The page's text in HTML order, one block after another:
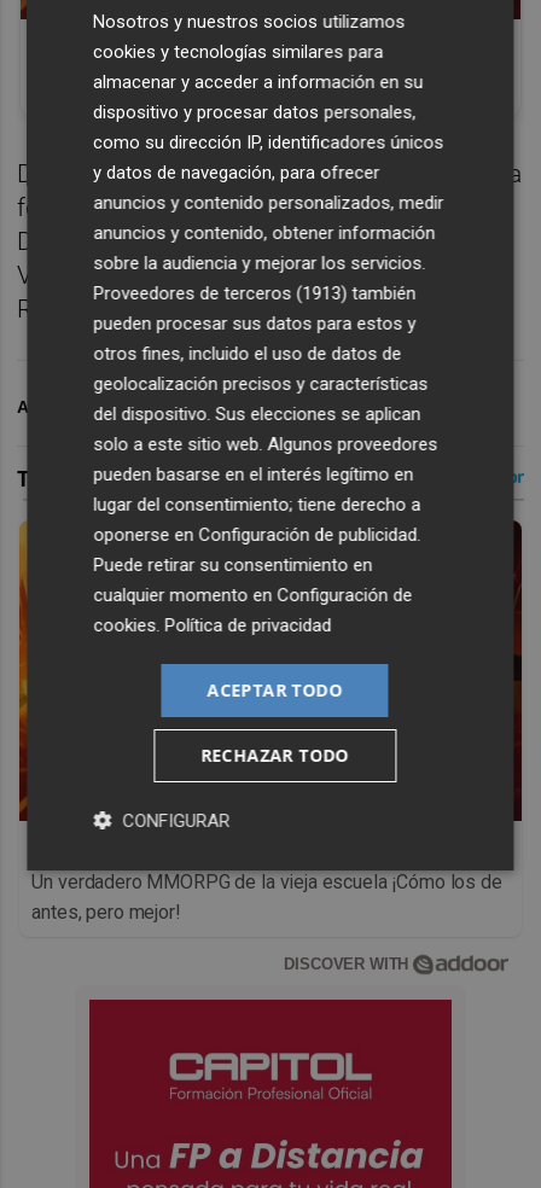
Corepunk MMORPG
Un verdadero MMORPG de la vieja escuela
¡Cómo los de antes, pero mejor!
De este modo, el once del Levante UD estaría
formado por: Ryan; Toljan, Matías Moreno,
Dela, Manu Sánchez; Kervin Arriaga, Unai
Vencedor, Brugué, Carlos Álvarez; Iván
Romero y Etta Eyong.
ARCHIVADO EN LEVANTE UD
Un verdadero MMORPG de la vieja escuela ¡Cómo los de
antes, pero mejor!
DISCOVER WITH
Nosotros y nuestros socios utilizamos
cookies y tecnologías similares para
almacenar y acceder a información en su
dispositivo y procesar datos personales,
como su dirección IP, identificadores únicos
y datos de navegación, para ofrecer
anuncios y contenido personalizados, medir
anuncios y contenido, obtener información
sobre la audiencia y mejorar los servicios.
Proveedores de terceros (1913) también
pueden procesar sus datos para estos y
otros fines, incluido el uso de datos de
geolocalización precisos y características
del dispositivo. Sus elecciones se aplican
solo a este sitio web. Algunos proveedores
pueden basarse en el interés legítimo en
lugar del consentimiento; tiene derecho a
oponerse enConfiguración de publicidad
Puede retirar su consentimiento en
cualquier momento enConfiguración de
cookies .Política de privacidad
ACEPTAR TODO
RECHAZAR TODO
CONFIGURAR